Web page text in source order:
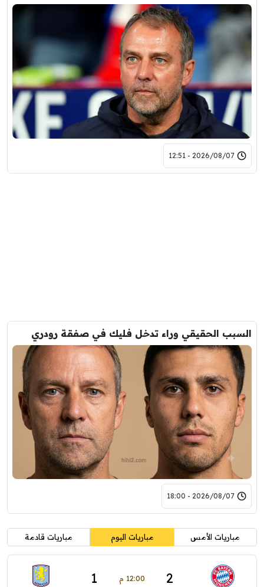
2026/08/07 - 12:51
السبب الحقيقي وراء تدخل فليك في صفقة رودري
2026/08/07 - 18:00
مباريات الأمس مباريات اليوم مباريات قادمة
2 12:00 م 1